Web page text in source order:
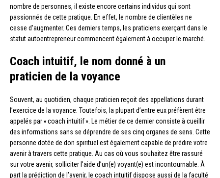
nombre de personnes, il existe encore certains individus qui sont
passionnés de cette pratique. En effet, le nombre de clientèles ne
cesse d’augmenter. Ces derniers temps, les praticiens exerçant dans le
statut autoentrepreneur commencent également à occuper le marché.
Coach intuitif, le nom donné à un
praticien de la voyance
Souvent, au quotidien, chaque praticien reçoit des appellations durant
l’exercice de la voyance. Toutefois, la plupart d’entre eux préfèrent être
appelés par « coach intuitif ». Le métier de ce dernier consiste à cueillir
des informations sans se déprendre de ses cinq organes de sens. Cette
personne dotée de don spirituel est également capable de prédire votre
avenir à travers cette pratique. Au cas où vous souhaitez être rassuré
sur votre avenir, solliciter l’aide d’un(e) voyant(e) est incontournable. À
part la prédiction de l’avenir, le coach intuitif dispose aussi de la faculté